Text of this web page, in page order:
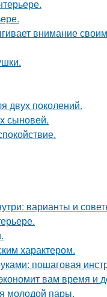
внимание
двух поколений.
сыновей.
варианты и
характером.
пошаговая
вам время и
молодой пары.